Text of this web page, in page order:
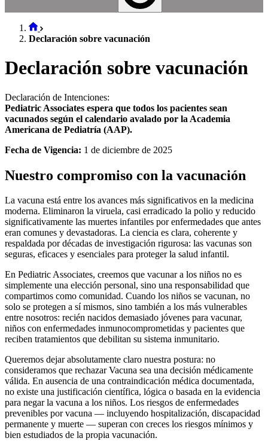
Declaración sobre vacunación
Declaración sobre vacunación
Declaración de Intenciones:
Pediatric Associates espera que todos los pacientes sean
vacunados según el calendario avalado por la Academia
Americana de Pediatría (AAP).
Fecha de Vigencia: 1 de diciembre de 2025
Nuestro compromiso con la vacunación
La vacuna está entre los avances más significativos en la medicina
moderna. Eliminaron la viruela, casi erradicado la polio y reducido
significativamente las muertes infantiles por enfermedades que antes
eran comunes y devastadoras. La ciencia es clara, coherente y
respaldada por décadas de investigación rigurosa: las vacunas son
seguras, eficaces y esenciales para proteger la salud infantil.
En Pediatric Associates, creemos que vacunar a los niños no es
simplemente una elección personal, sino una responsabilidad que
compartimos como comunidad. Cuando los niños se vacunan, no
solo se protegen a sí mismos, sino también a los más vulnerables
entre nosotros: recién nacidos demasiado jóvenes para vacunar,
niños con enfermedades inmunocomprometidas y pacientes que
reciben tratamientos que debilitan su sistema inmunitario.
Queremos dejar absolutamente claro nuestra postura: no
consideramos que rechazar Vacuna sea una decisión médicamente
válida. En ausencia de una contraindicación médica documentada,
no existe una justificación científica, lógica o basada en la evidencia
para negar la vacuna a los niños. Los riesgos de enfermedades
prevenibles por vacuna — incluyendo hospitalización, discapacidad
permanente y muerte — superan con creces los riesgos mínimos y
bien estudiados de la propia vacunación.